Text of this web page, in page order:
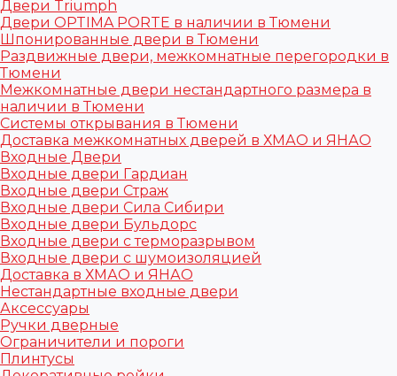
Двери Triumph
Двери OPTIMA PORTE в наличии в Тюмени
Шпонированные двери в Тюмени
Раздвижные двери, межкомнатные перегородки в
Тюмени
Межкомнатные двери нестандартного размера в
наличии в Тюмени
Системы открывания в Тюмени
Доставка межкомнатных дверей в ХМАО и ЯНАО
Входные Двери
Входные двери Гардиан
Входные двери Страж
Входные двери Сила Сибири
Входные двери Бульдорс
Входные двери с терморазрывом
Входные двери с шумоизоляцией
Доставка в ХМАО и ЯНАО
Нестандартные входные двери
Аксессуары
Ручки дверные
Ограничители и пороги
Плинтусы